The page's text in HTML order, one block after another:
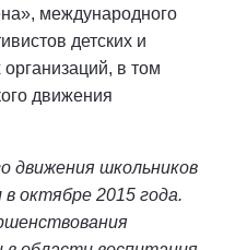
международного
детских и
в том
движения
движения школьников
октябре 2015 года.